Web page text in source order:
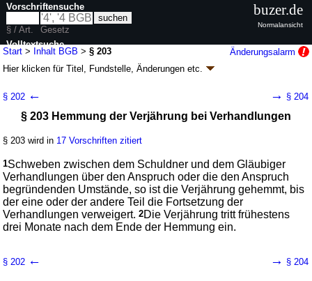
Start > Inhalt BGB >§ 203
Änderungsalarm
Hier klicken fürTitel, Fundstelle, Änderungen etc.
geändert durchArtikel 6G. v. 23.07.2026BGBl. 2026 I Nr. 226
Einführungsgesetz und zugehörige Gesetze
Buch 1 Allgemeiner Teil
Abschnitt 5 Verjährung
Titel 2 Hemmung, Ablaufhemmung und Neubeginn
der Verjährung
§ 202 ← → § 204
§ 203 Hemmung der Verjährung bei Verhandlungen
§ 203 wird in 17 Vorschriften zitiert
1Schweben zwischen dem Schuldner und dem Gläubiger
Verhandlungen über den Anspruch oder die den Anspruch
begründenden Umstände, so ist die Verjährung gehemmt, bis
der eine oder der andere Teil die Fortsetzung der
Verhandlungen verweigert.2Die Verjährung tritt frühestens
drei Monate nach dem Ende der Hemmung ein.
§ 202 ← → § 204
Vorschriftensuche
§ / Art.
Gesetz
Volltextsuche
nur in BGB
buzer.de
Normalansicht